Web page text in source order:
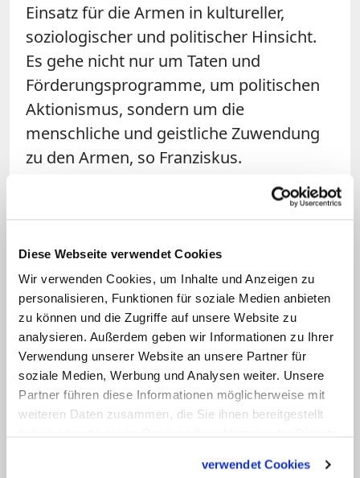
Diese Webseite verwendet Cookies
Wir verwenden Cookies, um Inhalte und Anzeigen zu
personalisieren, Funktionen für soziale Medien anbieten
zu können und die Zugriffe auf unsere Website zu
analysieren. Außerdem geben wir Informationen zu Ihrer
Verwendung unserer Website an unsere Partner für
soziale Medien, Werbung und Analysen weiter. Unsere
Partner führen diese Informationen möglicherweise mit
weiteren Daten zusammen, die Sie ihnen bereitgestellt
verwendet Cookies
Einsatz für die Armen in kultureller,
soziologischer und politischer Hinsicht.
Es gehe nicht nur um Taten und
Förderungsprogramme, um politischen
Aktionismus, sondern um die
menschliche und geistliche Zuwendung
zu den Armen, so Franziskus.
Dabei findet der Papst, der auch in
Formulierung liebt, deutliche Worte zu
den Ursachen der sozialen Übel: wenn er
vor der absoluten Autonomie der Märkte
und vor Finanzspekulationen warnt und
fordert, die Ungleichverteilung der
Einkünfte anzugehen, weil man sonst die
Probleme der Welt nicht in den Griff
bekomme; oder wenn er die Wirtschaft
zurückzugreifen, die neues Gift sind";